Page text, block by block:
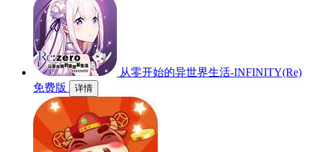
从零开始的异世界生活-INFINITY(Re)
免费版
详情